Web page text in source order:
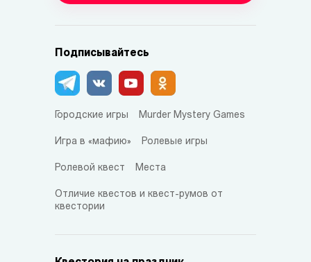
Подписывайтесь
Городские игры Murder Mystery Games
Игра в «мафию» Ролевые игры
Ролевой квест Места
Отличие квестов и квест-румов от
квестории